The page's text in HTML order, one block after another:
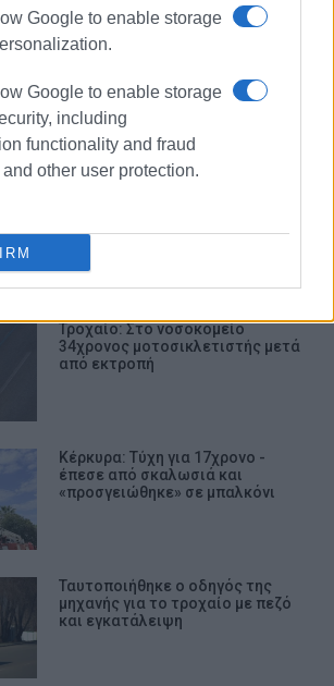
Google to enable storage
Google to enable storage
including
functionality and fraud
other user protection.
Τροχαίο: Στο νοσοκομείο
34χρονος μοτοσικλετιστής μετά
από εκτροπή
Κέρκυρα: Τύχη για 17χρονο -
έπεσε από σκαλωσιά και
«προσγειώθηκε» σε μπαλκόνι
Ταυτοποιήθηκε ο οδηγός της
μηχανής για το τροχαίο με πεζό
και εγκατάλειψη